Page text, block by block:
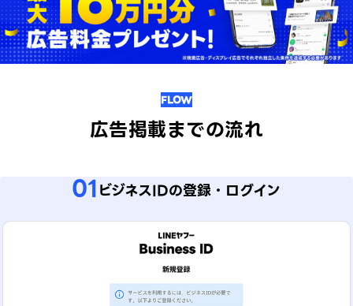
FLOW
広告掲載までの流れ
01ビジネスIDの登録・ログイン